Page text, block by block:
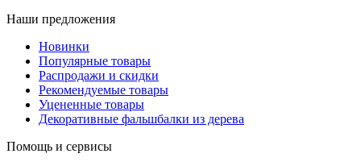
Наши предложения
Новинки
Популярные товары
Распродажи и скидки
Рекомендуемые товары
Уцененные товары
Декоративные фальшбалки из дерева
Помощь и сервисы